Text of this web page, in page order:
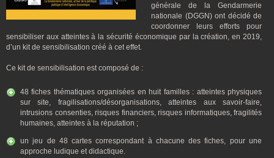
générale de la Gendarmerie
nationale (DGGN) ont décidé de
coordonner leurs efforts pour
sensibiliser aux atteintes à la sécurité économique par la création, en 2019,
d’un kit de sensibilisation créé à cet effet.
Ce kit de sensibilisation est composé de :
48 fiches thématiques organisées en huit familles : atteintes physiques
sur site, fragilisations/désorganisations, atteintes aux savoir-faire,
intrusions consenties, risques financiers, risques informatiques, fragilités
humaines, atteintes à la réputation ;
un jeu de 48 cartes correspondant à chacune des fiches, pour une
approche ludique et didactique.